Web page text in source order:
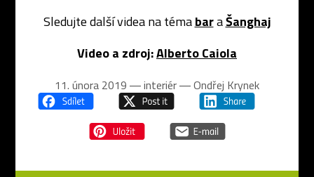
Sledujte další videa na témabaraŠanghaj
Video a zdroj:Alberto Caiola
11. února 2019 ― interiér ―Ondřej Krynek